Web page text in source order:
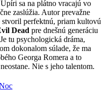
sa na plátno vracajú vo
zaslúžia. Autor prevažne
stvoril perfektnú, priam kultovú
Dead pre dnešnú generáciu
tu psychologická dráma,
dokonalom súlade, že ma
Georga Romera a to
Nie s jeho talentom.